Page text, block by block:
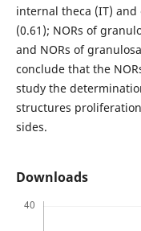
internal theca (IT) and
(0.61); NORs of
and NORs of
conclude that the
study the
structures
sides.
Downloads